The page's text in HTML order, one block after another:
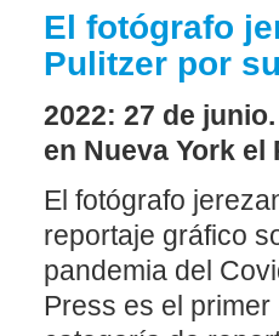
El fotógrafo
Pulitzer por
2022: 27 de
en Nueva York el
El fotógrafo
reportaje gráfico
pandemia del
Press es el